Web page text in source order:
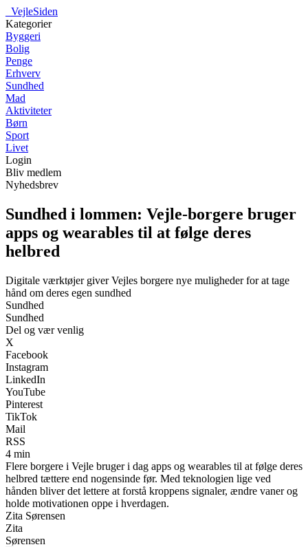
VejleSiden
Kategorier
Byggeri
Bolig
Penge
Erhverv
Sundhed
Mad
Aktiviteter
Børn
Sport
Livet
Login
Bliv medlem
Nyhedsbrev
Sundhed i lommen: Vejle-borgere bruger
apps og wearables til at følge deres
helbred
Digitale værktøjer giver Vejles borgere nye muligheder for at tage
hånd om deres egen sundhed
Sundhed
Sundhed
Del og vær venlig
X
Facebook
Instagram
LinkedIn
YouTube
Pinterest
TikTok
Mail
RSS
4 min
Flere borgere i Vejle bruger i dag apps og wearables til at følge deres
helbred tættere end nogensinde før. Med teknologien lige ved
hånden bliver det lettere at forstå kroppens signaler, ændre vaner og
holde motivationen oppe i hverdagen.
Zita Sørensen
Zita
Sørensen